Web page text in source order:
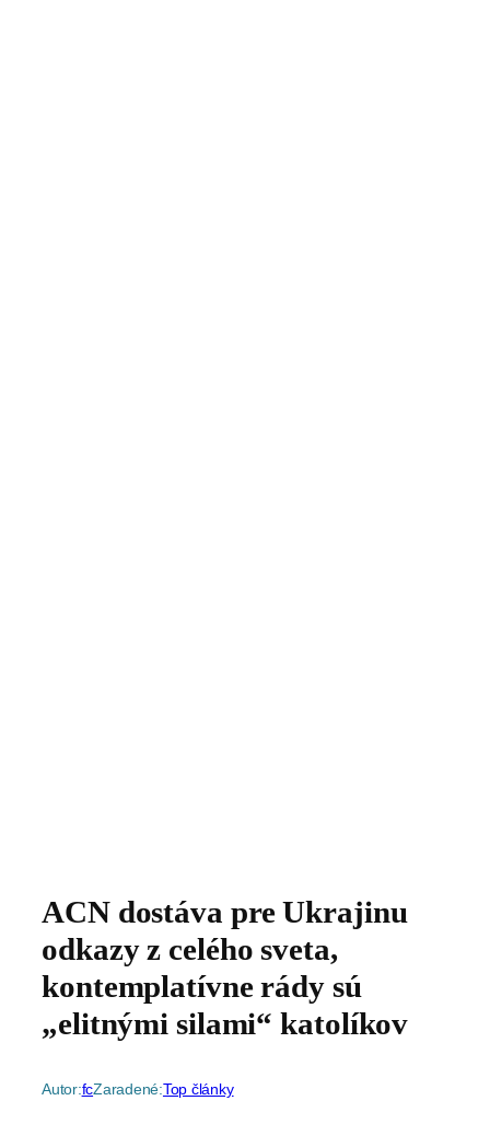
ACN dostáva pre Ukrajinu
odkazy z celého sveta,
kontemplatívne rády sú
„elitnými silami“ katolíkov
Autor:fcZaradené:Top články